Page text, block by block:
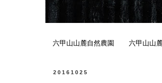
六甲山山麓自然農園 六甲山山
20161025